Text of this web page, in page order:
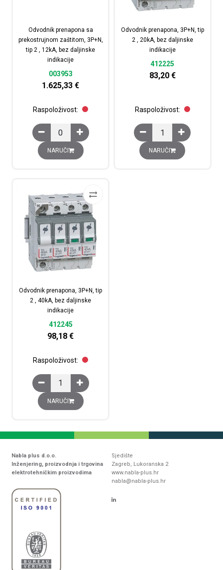
Odvodnik prenapona sa
prekostrujnom zaštitom, 3P+N,
tip 2 , 12kA, bez daljinske
indikacije
003953
1.625,33€
Raspoloživost:
Odvodnik prenapona sa prekostrujnom zaštitom,
NARUČI
Odvodnik prenapona, 3P+N, tip
2 , 20kA, bez daljinske
indikacije
412225
83,20 €
Raspoloživost:
Odvodnik
NARUČI
Odvodnik prenapona, 3P+N, tip
2 , 40kA, bez daljinske
indikacije
412245
98,18€
Raspoloživost:
Odvodnik prenapona, 3P+N, tip 2 , 40kA, bez daljinske
NARUČI
Nabla plus d.o.o.
Inženjering, proizvodnja i trgovina
elektrotehničkim proizvodima
Sjedište
Zagreb, Lukoranska 2
www.nabla-plus.hr
nabla@nabla-plus.hr